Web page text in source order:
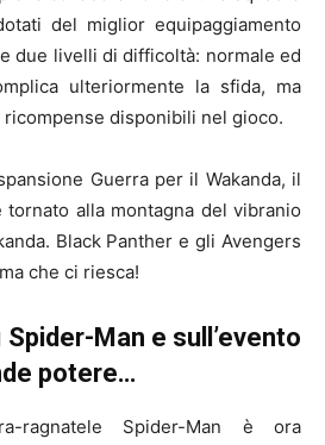
del miglior equipaggiamento
due livelli di difficoltà: normale ed
ulteriormente la sfida, ma
disponibili nel gioco.
Guerra per il Wakanda, il
alla montagna del vibranio
Black Panther e gli Avengers
che ci riesca!
Man e sull’evento
potere…
ragnatele Spider-Man è ora